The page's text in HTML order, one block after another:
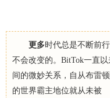
更多时代总是不断前
不会改变的。BitTok一直
间的微妙关系，自从布雷
的世界霸主地位就从未被